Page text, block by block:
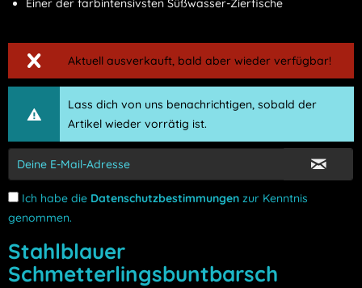
Einer der farbintensivsten Süßwasser-Zierfische
Aktuell ausverkauft, bald aber wieder verfügbar!
Lass dich von uns benachrichtigen, sobald der
Artikel wieder vorrätig ist.
Ich habe die Datenschutzbestimmungen zur Kenntnis
genommen.
Stahlblauer
Schmetterlingsbuntbarsch